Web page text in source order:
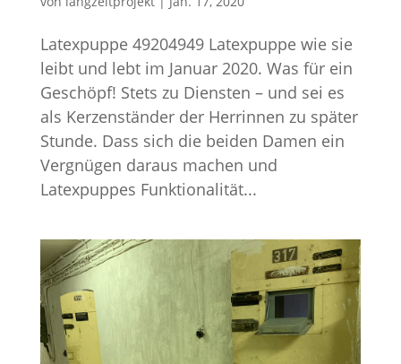
Latexpuppe 49204949 Latexpuppe wie sie
leibt und lebt im Januar 2020. Was für ein
Geschöpf! Stets zu Diensten – und sei es
als Kerzenständer der Herrinnen zu später
Stunde. Dass sich die beiden Damen ein
Vergnügen daraus machen und
Latexpuppes Funktionalität...